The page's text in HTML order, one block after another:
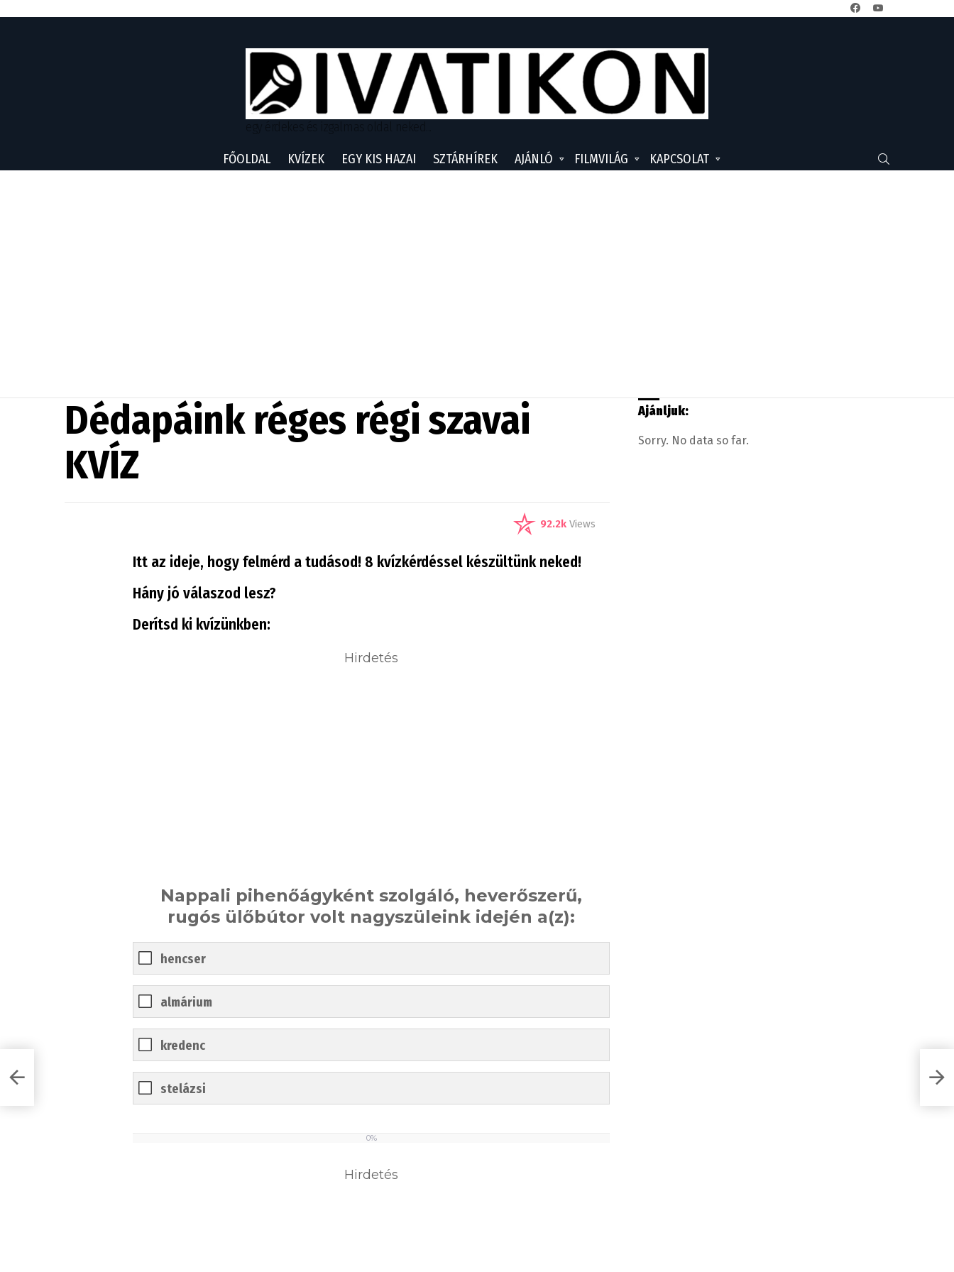
FŐOLDAL KVÍZEK EGY KIS HAZAI SZTÁRHÍREK AJÁNLÓ FILMVILÁG KAPCSOLAT
Dédapáink réges régi szavai
KVÍZ
92.2k Views
Itt az ideje, hogy felmérd a tudásod! 8 kvízkérdéssel készültünk neked!
Hány jó válaszod lesz?
Derítsd ki kvízünkben:
Hirdetés
Nappali pihenőágyként szolgáló, heverőszerű,
rugós ülőbútor volt nagyszüleink idején a(z):
hencser
almárium
kredenc
stelázsi
0%
Hirdetés
Ajánljuk:
Sorry. No data so far.